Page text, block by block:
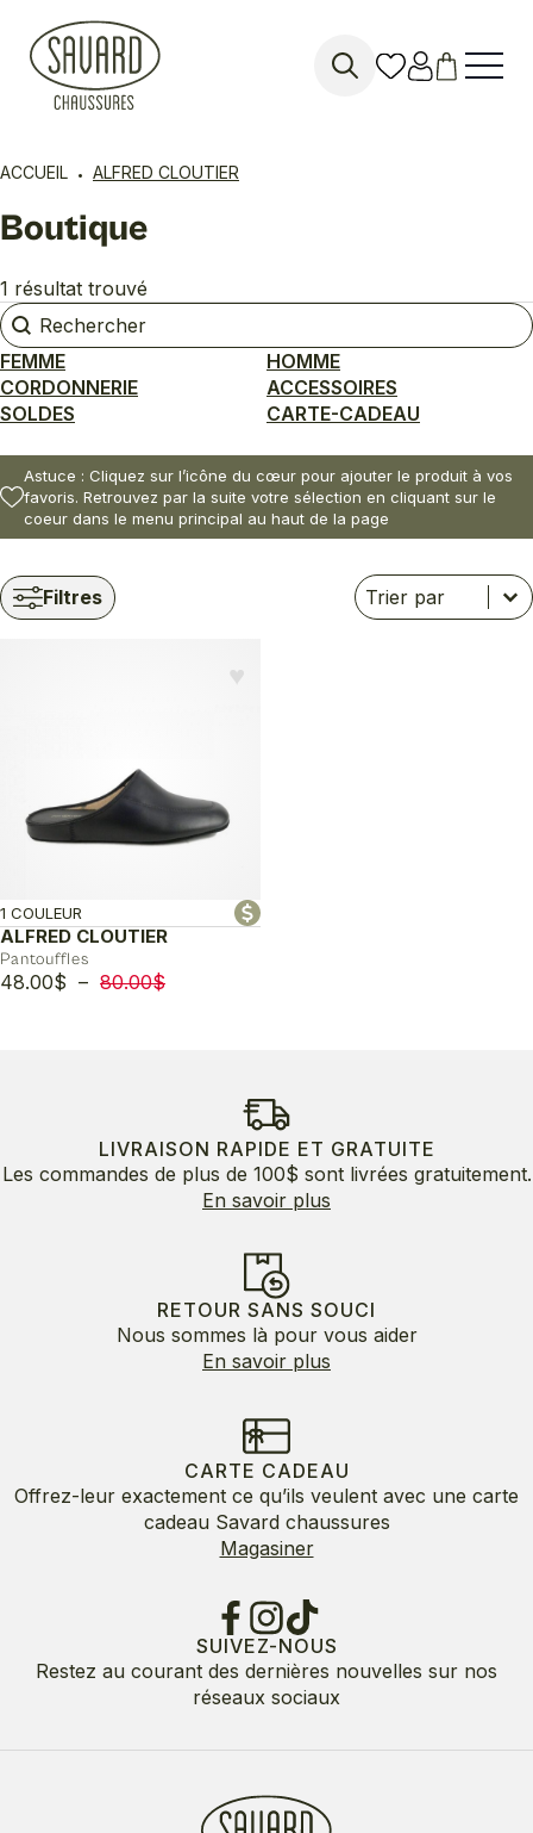
ACCUEIL ALFRED CLOUTIER
Boutique
1 résultat trouvé
Rechercher
Rechercher
FEMME
HOMME
CORDONNERIE
ACCESSOIRES
SOLDES
CARTE-CADEAU
Astuce : Cliquez sur l’icône du cœur pour ajouter le produit à vos
favoris. Retrouvez par la suite votre sélection en cliquant sur le
coeur dans le menu principal au haut de la page
Filtres Trier
Trier le contenu
Trier le contenu
♥︎
ALFRED CLOUTIER
Pantouffles
1 COULEUR
48.00$ – 80.00$Plage
LIVRAISON RAPIDE ET GRATUITE
Les commandes de plus de 100$ sont livrées gratuitement.
En savoir plus
RETOUR SANS SOUCI
Nous sommes là pour vous aider
En savoir plus
CARTE CADEAU
Offrez-leur exactement ce qu’ils veulent avec une carte
cadeau Savard chaussures
Magasiner
SUIVEZ-NOUS
Restez au courant des dernières nouvelles sur nos
réseaux sociaux